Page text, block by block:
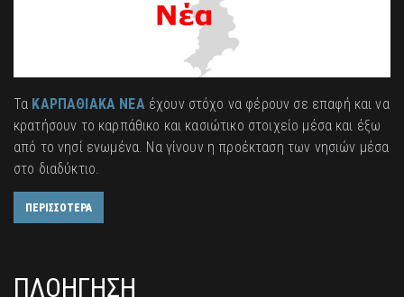
Τα ΚΑΡΠΑΘΙΑΚΑ ΝΕΑέχουν στόχο να φέρουν σε επαφή και να
κρατήσουν το καρπάθικο και κασιώτικο στοιχείο μέσα και έξω
από το νησί ενωμένα. Να γίνουν η προέκταση των νησιών μέσα
στο διαδύκτιο.
ΠΕΡΙΣΣΟΤΕΡΑ
ΠΛΟΗΓΗΣΗ